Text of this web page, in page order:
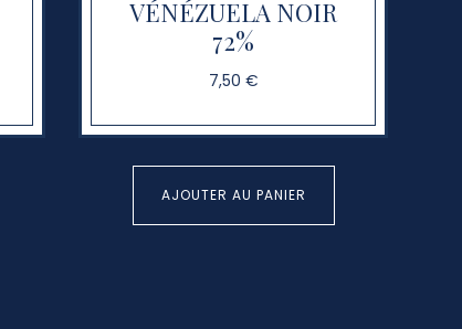
VÉNÉZUELA NOIR
72%
7,50 €
AJOUTER AU PANIER